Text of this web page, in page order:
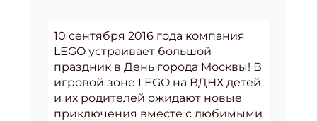
10 сентября 2016 года компания
LEGO устраивает большой
праздник в День города Москвы! В
игровой зоне LEGO на ВДНХ детей
и их родителей ожидают новые
приключения вместе с любимыми